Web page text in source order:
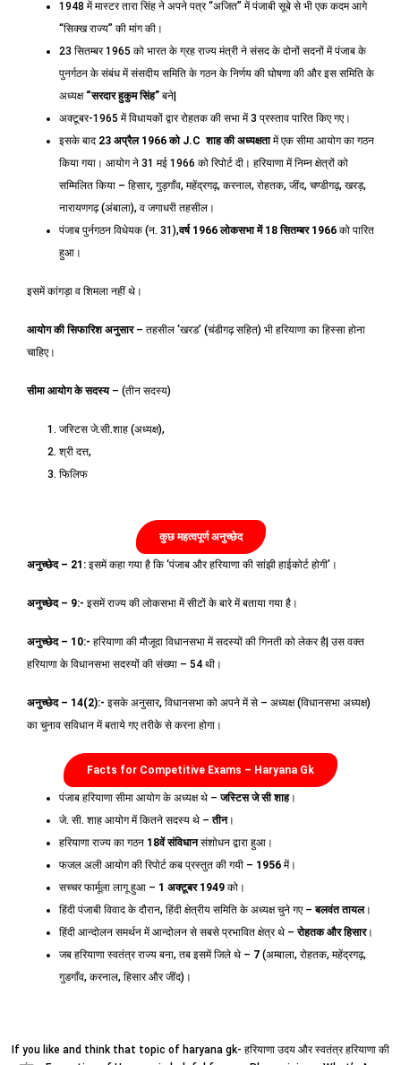
1948 में मास्टर तारा सिंह ने अपने पत्र “अजित” में पंजाबी सूबे से भी एक कदम आगे
“सिक्ख राज्य” की मांग की।
23 सितम्बर 1965 को भारत के ग्रह राज्य मंत्री ने संसद के दोनों सदनों में पंजाब के
पुनर्गठन के संबंध में संसदीय समिति के गठन के निर्णय की घोषणा की और इस समिति के
अध्यक्ष “सरदार हुकुम सिंह” बने|
अक्टूबर-1965 में विधायकों द्वार रोहतक की सभा में 3 प्रस्ताव पारित किए गए।
इसके बाद 23 अप्रैल 1966को J.Cशाह की अध्यक्षतामें एक सीमा आयोग का गठन
किया गया। आयोग ने 31 मई 1966 को रिपोर्ट दी। हरियाणा में निम्न क्षेत्रों को
सम्मिलित किया – हिसार, गुड़गाँव, महेंद्रगढ़, करनाल, रोहतक, जींद, चण्डीगढ़, खरड़,
नारायणगढ़ (अंबाला), व जगाधरी तहसील।
पंजाब पुर्नगठन विधेयक (न. 31),वर्ष 1966लोकसभा में 18सितम्बर 1966 को पारित
हुआ।
इसमें कांगड़ा व शिमला नहीं थे।
आयोग की सिफारिश अनुसार– तहसील ‘खरड’ (चंडीगढ़ सहित) भी हरियाणा का हिस्सा होना
चाहिए।
सीमा आयोग के सदस्य – (तीन सदस्य)
जस्टिस जे.सी.शाह (अध्यक्ष),
श्री दत्त,
फिलिफ
कुछ महत्वपूर्ण अनुच्छेद
अनुच्छेद – 21: इसमें कहा गया है कि ‘पंजाब और हरियाणा की सांझी हाईकोर्ट होगी’।
अनुच्छेद – 9:- इसमें राज्य की लोकसभा में सीटों के बारे में बताया गया है।
अनुच्छेद – 10:- हरियाणा की मौजूदा विधानसभा में सदस्यों की गिनती को लेकर है| उस वक्त
हरियाणा के विधानसभा सदस्यों की संख्या – 54 थी।
अनुच्छेद – 14(2):- इसके अनुसार, विधानसभा को अपने में से – अध्यक्ष (विधानसभा अध्यक्ष)
का चुनाव सविधान में बताये गए तरीके से करना होगा।
Facts for Competitive Exams – Haryana Gk
पंजाब हरियाणा सीमा आयोग के अध्यक्ष थे –जस्टिस जे सी शाह।
जे. सी. शाह आयोग में कितने सदस्य थे –तीन।
हरियाणा राज्य का गठन 18वें संविधानसंशोधन द्वारा हुआ।
फजल अली आयोग की रिपोर्ट कब प्रस्तुत की गयी – 1956 में।
सच्चर फार्मूला लागू हुआ – 1 अक्टूबर 1949 को।
हिंदी पंजाबी विवाद के दौरान, हिंदी क्षेत्रीय समिति के अध्यक्ष चुने गए – बलवंत तायल।
हिंदी आन्दोलन समर्थन में आन्दोलन से सबसे प्रभावित क्षेत्र थे –रोहतक और हिसार।
जब हरियाणा स्वतंत्र राज्य बना, तब इसमें जिले थे – 7 (अम्बाला, रोहतक, महेंद्रगढ़,
गुडगाँव, करनाल, हिसार और जींद)।
If you like and think that topic of haryana gk- हरियाणा उदय और स्वतंत्र हरियाणा की